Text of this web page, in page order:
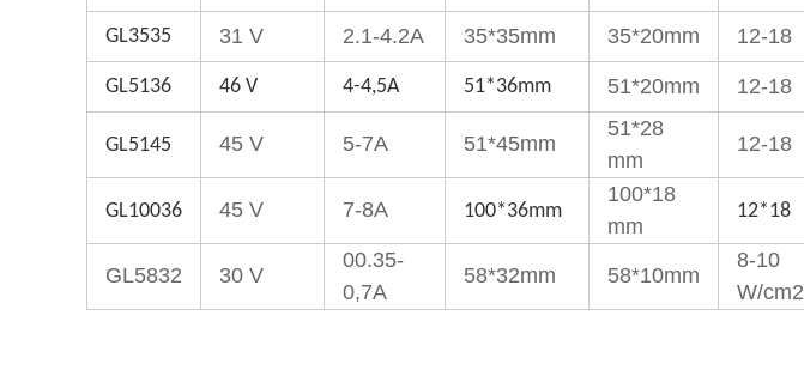
GL3535 31 V 2.1-4.2A 35*35mm 35*20mm 12-18
GL5136 46 V 4-4,5A 51*36mm 51*20mm 12-18
GL5145 45 V 5-7A 51*45mm
51*28
mm
12-18
GL10036 45 V 7-8A 100*36mm
100*18
mm
12*18
GL5832 30 V
00.35-
0,7A
58*32mm 58*10mm
8-10
W/cm2